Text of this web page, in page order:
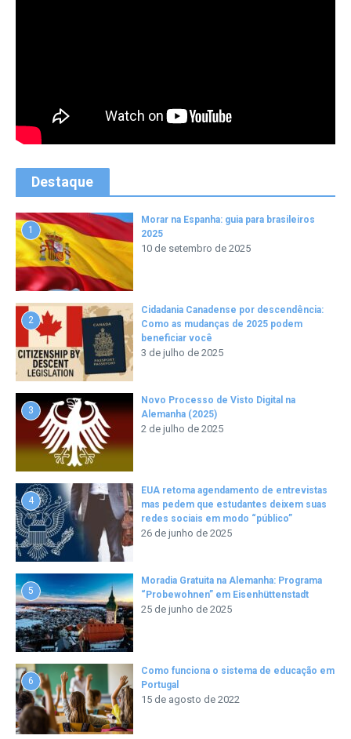
Destaque
1
Morar na Espanha: guia para brasileiros
2025
10 de setembro de 2025
2
Cidadania Canadense por descendência:
Como as mudanças de 2025 podem
beneficiar você
3 de julho de 2025
3
Novo Processo de Visto Digital na
Alemanha (2025)
2 de julho de 2025
4
EUA retoma agendamento de entrevistas
mas pedem que estudantes deixem suas
redes sociais em modo “público”
26 de junho de 2025
5
Moradia Gratuita na Alemanha: Programa
“Probewohnen” em Eisenhüttenstadt
25 de junho de 2025
6
Como funciona o sistema de educação em
Portugal
15 de agosto de 2022